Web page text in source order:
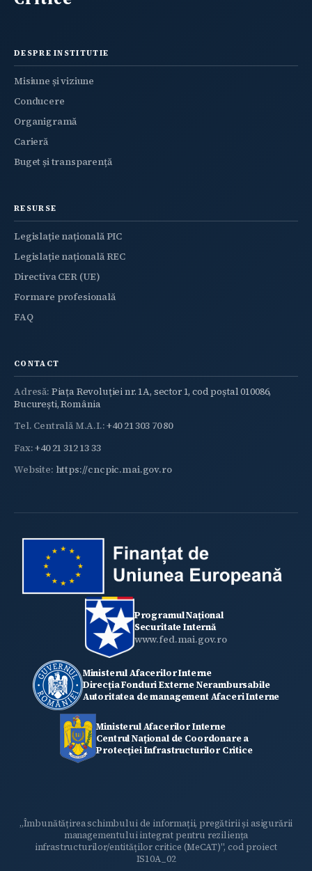
DESPRE INSTITUTIE
Misiune și viziune
Conducere
Organigramă
Carieră
Buget și transparență
RESURSE
Legislație națională PIC
Legislație națională REC
Directiva CER (UE)
Formare profesională
FAQ
CONTACT
Adresă: Piața Revoluției nr. 1A, sector 1, cod poștal 010086,
București, România
Tel. Centrală M.A.I.:+40 21 303 70 80
Fax:+40 21 312 13 33
Website: https://cncpic.mai.gov.ro
Programul Național
Securitate Internă
www.fed.mai.gov.ro
Ministerul Afacerilor Interne
Direcția Fonduri Externe Nerambursabile
Autoritatea de management Afaceri Interne
Ministerul Afacerilor Interne
Centrul Național de Coordonare a
Protecţiei Infrastructurilor Critice
„Îmbunătățirea schimbului de informații, pregătirii și asigurării
managementului integrat pentru reziliența
infrastructurilor/entităților critice (MeCAT)", cod proiect
IS10A_02